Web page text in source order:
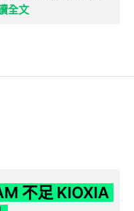
全文
不足 KIOXIA